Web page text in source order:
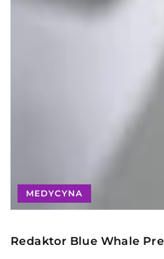
MEDYCYNA
Redaktor Blue Whale